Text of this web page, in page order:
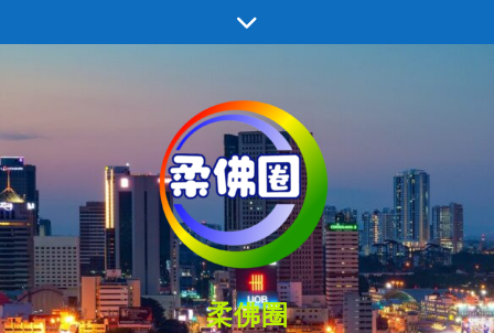
至
柔佛圈